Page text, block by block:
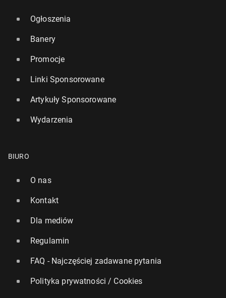
Ogłoszenia
Banery
Promocje
Linki Sponsorowane
Artykuły Sponsorowane
Wydarzenia
BIURO
O nas
Kontakt
Dla mediów
Regulamin
FAQ - Najczęściej zadawane pytania
Polityka prywatności / Cookies